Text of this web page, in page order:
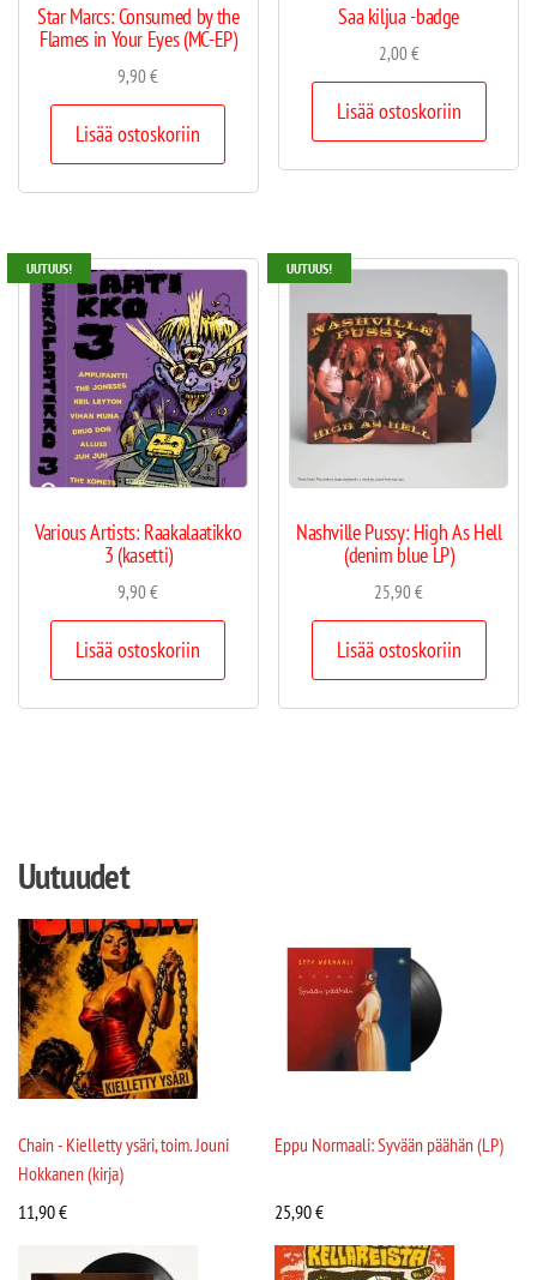
Star Marcs: Consumed by the
Flames in Your Eyes (MC-EP)
9,90€
Lisää ostoskoriin
Saa kiljua -badge
2,00€
Lisää ostoskoriin
UUTUUS!
Various Artists: Raakalaatikko
3 (kasetti)
9,90€
Lisää ostoskoriin
UUTUUS!
Nashville Pussy: High As Hell
(denim blue LP)
25,90€
Lisää ostoskoriin
Uutuudet
Chain - Kielletty ysäri, toim. Jouni
Hokkanen (kirja)
11,90€
Eppu Normaali: Syvään päähän (LP)
25,90€